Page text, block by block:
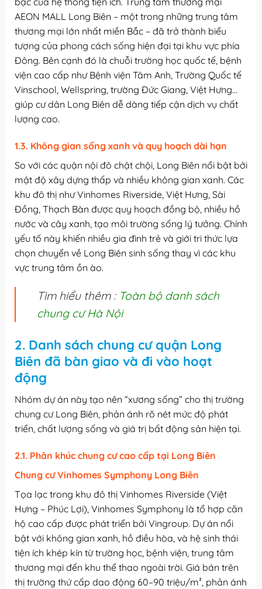
AEON MALL Long Biên – một trong những trung tâm
thương mại lớn nhất miền Bắc – đã trở thành biểu
tượng của phong cách sống hiện đại tại khu vực phía
Đông. Bên cạnh đó là chuỗi trường học quốc tế, bệnh
viện cao cấp như Bệnh viện Tâm Anh, Trường Quốc tế
Vinschool, Wellspring, trường Đức Giang, Việt Hưng…
giúp cư dân Long Biên dễ dàng tiếp cận dịch vụ chất
lượng cao.
1.3. Không gian sống xanh và quy hoạch dài hạn
So với các quận nội đô chật chội, Long Biên nổi bật bởi
mật độ xây dựng thấp và nhiều không gian xanh. Các
khu đô thị như Vinhomes Riverside, Việt Hưng, Sài
Đồng, Thạch Bàn được quy hoạch đồng bộ, nhiều hồ
nước và cây xanh, tạo môi trường sống lý tưởng. Chính
yếu tố này khiến nhiều gia đình trẻ và giới tri thức lựa
chọn chuyển về Long Biên sinh sống thay vì các khu
vực trung tâm ồn ào.
Tìm hiểu thêm : Toàn bộ danh sách
chung cư Hà Nội
2. Danh sách chung cư quận Long
Biên đã bàn giao và đi vào hoạt
động
Nhóm dự án này tạo nên “xương sống” cho thị trường
chung cư Long Biên, phản ánh rõ nét mức độ phát
triển, chất lượng sống và giá trị bất động sản hiện tại.
2.1. Phân khúc chung cư cao cấp tại Long Biên
Chung cư Vinhomes Symphony Long Biên
Tọa lạc trong khu đô thị Vinhomes Riverside (Việt
Hưng – Phúc Lợi), Vinhomes Symphony là tổ hợp căn
hộ cao cấp được phát triển bởi Vingroup. Dự án nổi
bật với không gian xanh, hồ điều hòa, và hệ sinh thái
tiện ích khép kín từ trường học, bệnh viện, trung tâm
thương mại đến khu thể thao ngoài trời. Giá bán trên
thị trường thứ cấp dao động 60–90 triệu/m², phản ánh